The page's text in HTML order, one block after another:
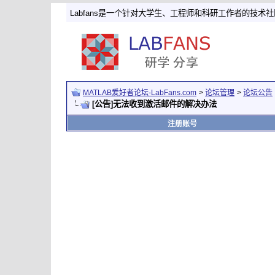
Labfans是一个针对大学生、工程师和科研工作者的技术社
MATLAB爱好者论坛-LabFans.com > 论坛管理 > 论坛公告
[公告]无法收到激活邮件的解决办法
注册账号